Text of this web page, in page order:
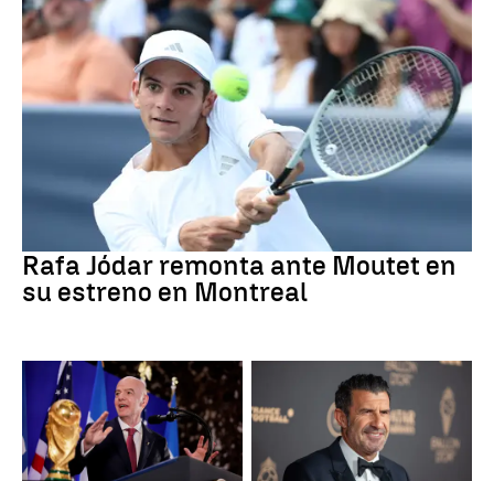
Rafa Jódar remonta ante Moutet en
su estreno en Montreal
Mundial 2030 FIFA